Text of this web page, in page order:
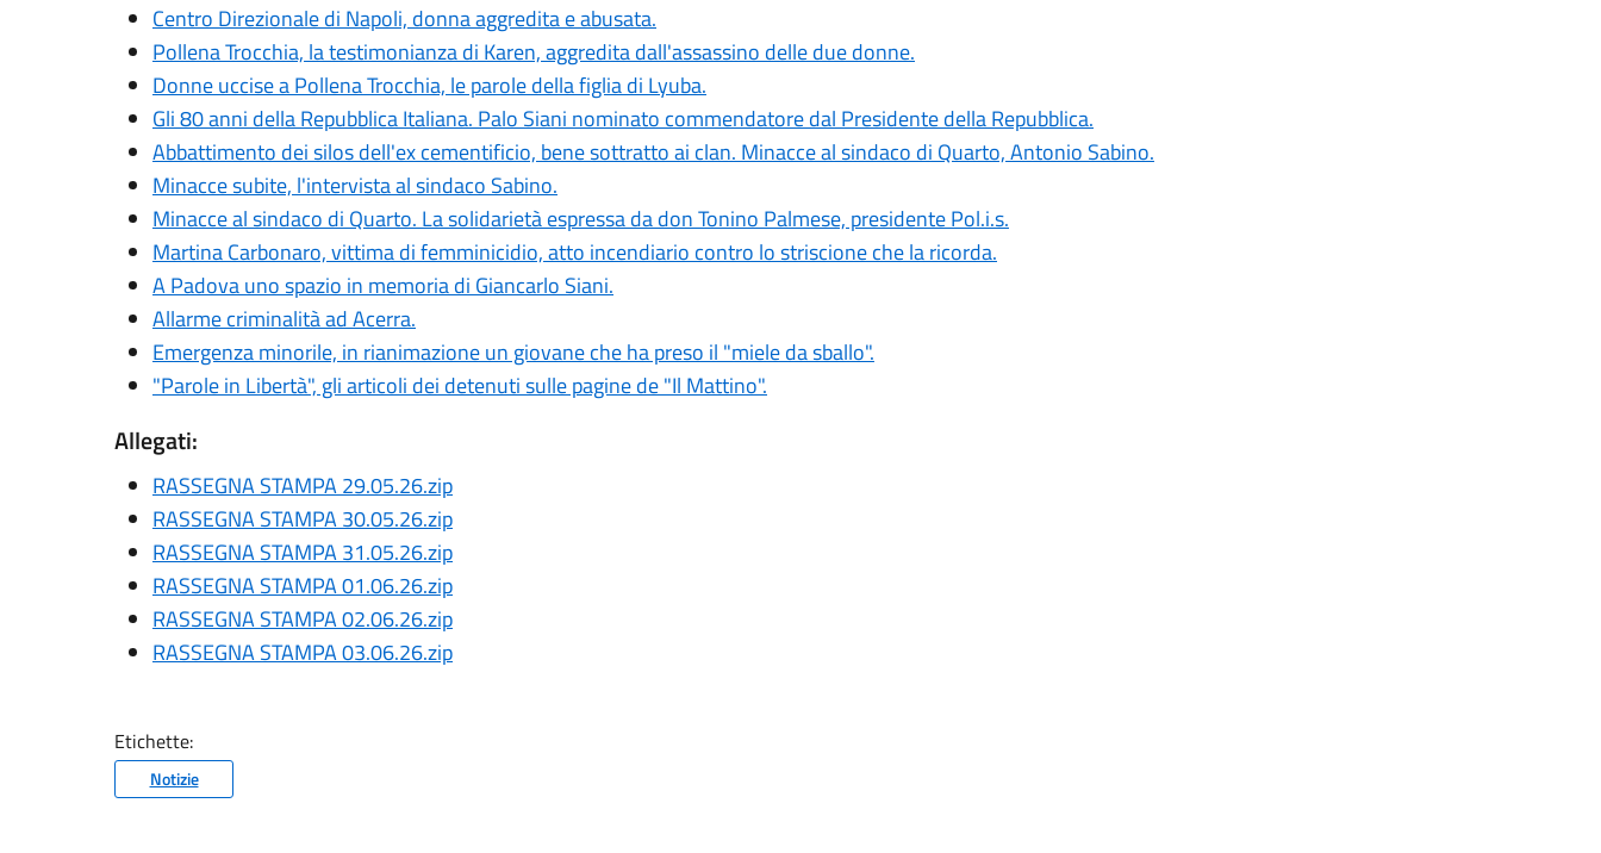
Centro Direzionale di Napoli, donna aggredita e abusata.
Pollena Trocchia, la testimonianza di Karen, aggredita dall'assassino delle due donne.
Donne uccise a Pollena Trocchia, le parole della figlia di Lyuba.
Gli 80 anni della Repubblica Italiana. Palo Siani nominato commendatore dal Presidente della Repubblica.
Abbattimento dei silos dell'ex cementificio, bene sottratto ai clan. Minacce al sindaco di Quarto, Antonio Sabino.
Minacce subite, l'intervista al sindaco Sabino.
Minacce al sindaco di Quarto. La solidarietà espressa da don Tonino Palmese, presidente Pol.i.s.
Martina Carbonaro, vittima di femminicidio, atto incendiario contro lo striscione che la ricorda.
A Padova uno spazio in memoria di Giancarlo Siani.
Allarme criminalità ad Acerra.
Emergenza minorile, in rianimazione un giovane che ha preso il "miele da sballo".
"Parole in Libertà", gli articoli dei detenuti sulle pagine de "Il Mattino".
Allegati:
RASSEGNA STAMPA 29.05.26.zip
RASSEGNA STAMPA 30.05.26.zip
RASSEGNA STAMPA 31.05.26.zip
RASSEGNA STAMPA 01.06.26.zip
RASSEGNA STAMPA 02.06.26.zip
RASSEGNA STAMPA 03.06.26.zip
Etichette:
Notizie